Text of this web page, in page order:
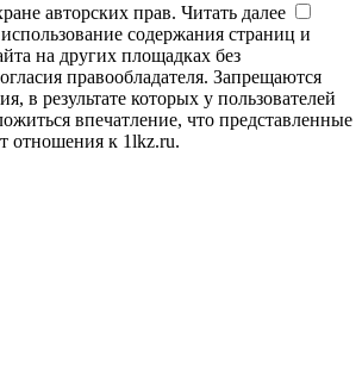
авторских прав. Читать далее
содержания страниц и
на других площадках без
правообладателя. Запрещаются
в результате которых у пользователей
впечатление, что представленные
отношения к 1lkz.ru.